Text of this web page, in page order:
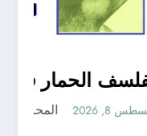
لمسعفي